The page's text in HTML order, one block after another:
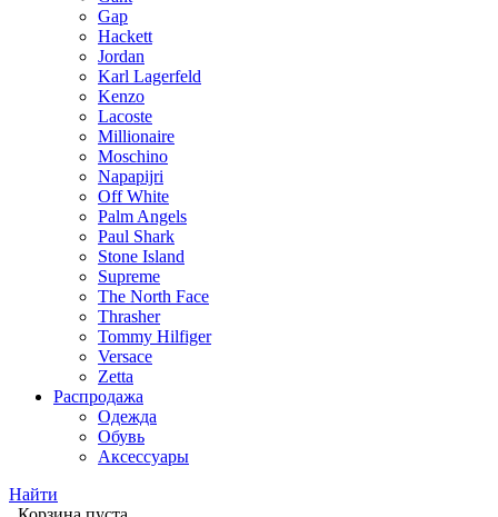
Gap
Hackett
Jordan
Karl Lagerfeld
Kenzo
Lacoste
Millionaire
Moschino
Napapijri
Off White
Palm Angels
Paul Shark
Stone Island
Supreme
The North Face
Thrasher
Tommy Hilfiger
Versace
Zetta
Распродажа
Одежда
Обувь
Аксессуары
Найти